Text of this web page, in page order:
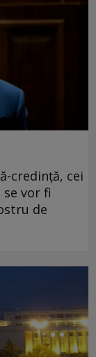
credință, cei
vor fi
de